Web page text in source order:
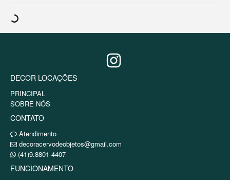
DECOR LOCAÇÕES
PRINCIPAL
SOBRE NÓS
CONTATO
Atendimento
decoracervodeobjetos@gmail.com
(41)9.8801-4407
FUNCIONAMENTO